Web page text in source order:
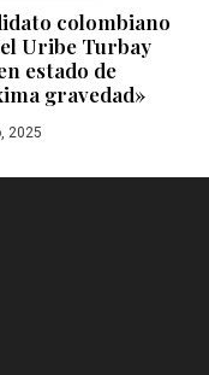
colombiano
Uribe Turbay
estado de
gravedad»
2025